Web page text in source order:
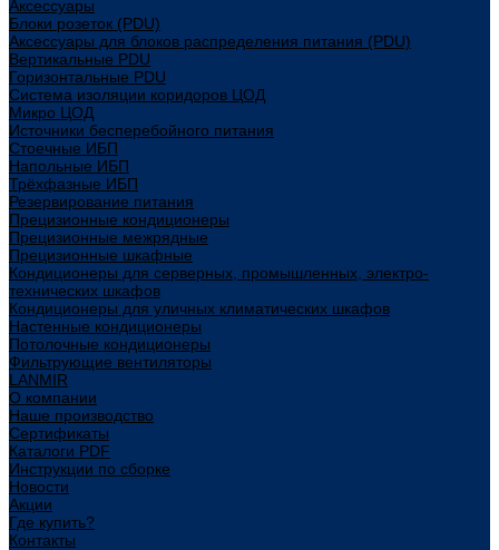
Аксессуары
Блоки розеток (PDU)
Аксессуары для блоков распределения питания (PDU)
Вертикальные PDU
Горизонтальные PDU
Система изоляции коридоров ЦОД
Микро ЦОД
Источники бесперебойного питания
Стоечные ИБП
Напольные ИБП
Трёхфазные ИБП
Резервирование питания
Прецизионные кондиционеры
Прецизионные межрядные
Прецизионные шкафные
Кондиционеры для серверных, промышленных, электро-
технических шкафов
Кондиционеры для уличных климатических шкафов
Настенные кондиционеры
Потолочные кондиционеры
Фильтрующие вентиляторы
LANMIR
О компании
Наше производство
Сертификаты
Каталоги PDF
Инструкции по сборке
Новости
Акции
Где купить?
Контакты